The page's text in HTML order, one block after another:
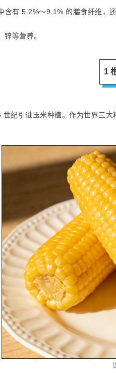
含有 5.2%～9.1% 的膳食纤维，
等营养。
1
纪引进玉米种植。作为世界三